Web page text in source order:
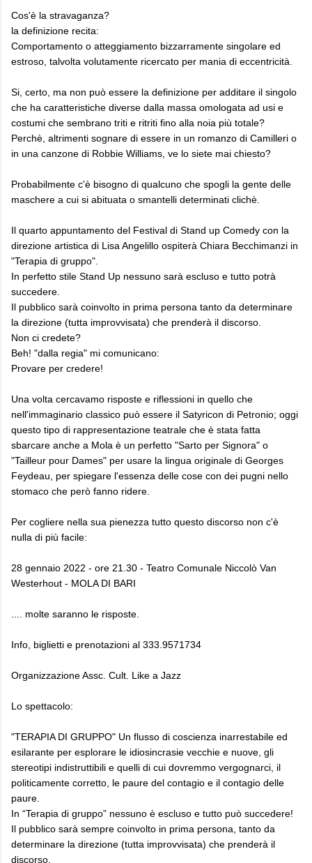
Cos'è la stravaganza?
la definizione recita:
Comportamento o atteggiamento bizzarramente singolare ed
estroso, talvolta volutamente ricercato per mania di eccentricità.
Si, certo, ma non può essere la definizione per additare il singolo
che ha caratteristiche diverse dalla massa omologata ad usi e
costumi che sembrano triti e ritriti fino alla noia più totale?
Perchè, altrimenti sognare di essere in un romanzo di Camilleri o
in una canzone di Robbie Williams, ve lo siete mai chiesto?
Probabilmente c'è bisogno di qualcuno che spogli la gente delle
maschere a cui si abituata o smantelli determinati clichè.
Il quarto appuntamento del Festival di Stand up Comedy con la
direzione artistica di Lisa Angelillo ospiterà Chiara Becchimanzi in
"Terapia di gruppo".
In perfetto stile Stand Up nessuno sarà escluso e tutto potrà
succedere.
Il pubblico sarà coinvolto in prima persona tanto da determinare
la direzione (tutta improvvisata) che prenderà il discorso.
Non ci credete?
Beh! "dalla regia" mi comunicano:
Provare per credere!
Una volta cercavamo risposte e riflessioni in quello che
nell'immaginario classico può essere il Satyricon di Petronio; oggi
questo tipo di rappresentazione teatrale che è stata fatta
sbarcare anche a Mola è un perfetto "Sarto per Signora" o
"Tailleur pour Dames" per usare la lingua originale di Georges
Feydeau, per spiegare l'essenza delle cose con dei pugni nello
stomaco che però fanno ridere.
Per cogliere nella sua pienezza tutto questo discorso non c'è
nulla di più facile:
28 gennaio 2022 - ore 21.30 - Teatro Comunale Niccolò Van
Westerhout - MOLA DI BARI
.... molte saranno le risposte.
Info, biglietti e prenotazioni al 333.9571734
Organizzazione Assc. Cult. Like a Jazz
Lo spettacolo:
"TERAPIA DI GRUPPO" Un flusso di coscienza inarrestabile ed
esilarante per esplorare le idiosincrasie vecchie e nuove, gli
stereotipi indistruttibili e quelli di cui dovremmo vergognarci, il
politicamente corretto, le paure del contagio e il contagio delle
paure.
In “Terapia di gruppo” nessuno è escluso e tutto può succedere!
Il pubblico sarà sempre coinvolto in prima persona, tanto da
determinare la direzione (tutta improvvisata) che prenderà il
discorso.